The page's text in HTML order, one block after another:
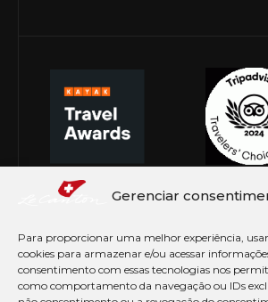
Gerenciar
Para proporcionar uma melhor experiência,
cookies para armazenar e/ou acessar
consentimento com essas tecnologias nos
como comportamento da navegação ou IDs